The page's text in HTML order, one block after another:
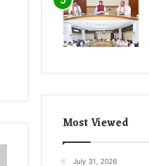
Most Viewed
July 31, 2026